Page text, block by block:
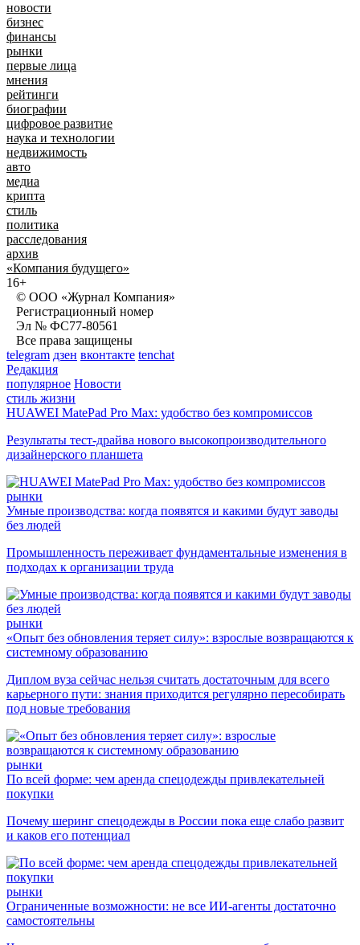
новости
бизнес
финансы
рынки
первые лица
мнения
рейтинги
биографии
цифровое развитие
наука и технологии
недвижимость
авто
медиа
крипта
стиль
политика
расследования
архив
«Компания будущего»
16+
© ООО «Журнал Компания»
Регистрационный номер
Эл № ФС77-80561
Все права защищены
telegram дзен вконтакте tenchat
Редакция
популярное Новости
стиль жизни
HUAWEI MatePad Pro Max: удобство без компромиссов
Результаты тест-драйва нового высокопроизводительного
дизайнерского планшета
рынки
Умные производства: когда появятся и какими будут заводы
без людей
Промышленность переживает фундаментальные изменения в
подходах к организации труда
рынки
«Опыт без обновления теряет силу»: взрослые возвращаются к
системному образованию
Диплом вуза сейчас нельзя считать достаточным для всего
карьерного пути: знания приходится регулярно пересобирать
под новые требования
рынки
По всей форме: чем аренда спецодежды привлекательней
покупки
Почему шеринг спецодежды в России пока еще слабо развит
и каков его потенциал
рынки
Ограниченные возможности: не все ИИ-агенты достаточно
самостоятельны